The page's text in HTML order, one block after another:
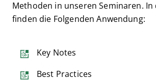
Methoden in unseren Seminaren. In
finden die Folgenden Anwendung:
Key Notes
Best Practices